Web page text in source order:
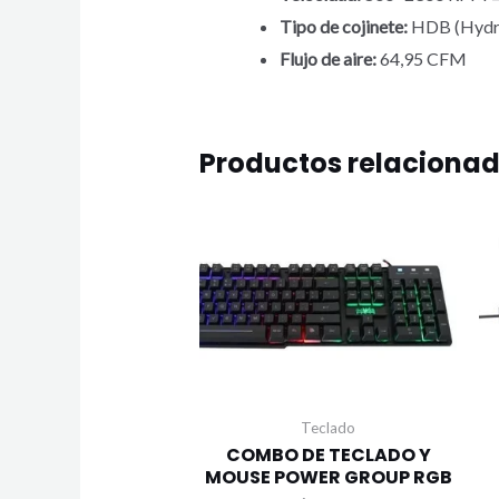
Tipo de cojinete:HDB
Flujo de aire:64,95 CFM
Productos
Teclado
COMBO DE TECLADO Y
MOUSE POWER GROUP RGB